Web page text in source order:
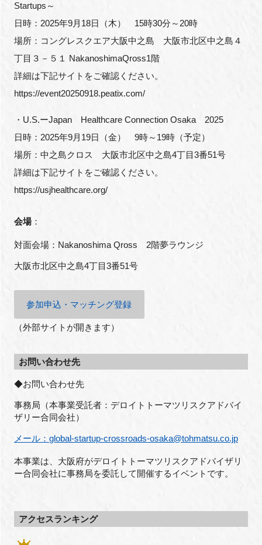
Startups～
日時：2025年9月18日（木） 15時30分～20時
場所：コングレスクエア大阪中之島 大阪市北区中之島４
丁目３－５１ NakanoshimaQross1階
詳細は下記サイトをご確認ください。
https://event20250918.peatix.com/
・U.S.ーJapan Healthcare Connection Osaka 2025
日時：2025年9月19日（金） 9時～19時（予定）
場所：中之島クロス 大阪市北区中之島4丁目3番51号
詳細は下記サイトをご確認ください。
https://usjhealthcare.org/
会場：
対面会場： Nakanoshima Qross 2階夢ラウンジ
大阪市北区中之島4丁目3番51号
参加申込・マッチング登録
（外部サイトが開きます）
お問い合わせ先
◆お問い合わせ先
事務局（本事業受託者：デロイトトーマツリスクアドバイ
ザリー合同会社）
メール： global-startup-crossroads-osaka@tohmatsu.co.jp
本事業は、大阪府がデロイトトーマツリスクアドバイザリ
ー合同会社に事務局を委託して開催するイベントです。
アクセスランキング